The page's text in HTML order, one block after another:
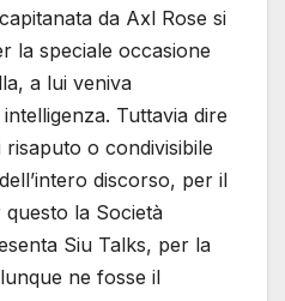
da Axl Rose si
la speciale occasione
a lui veniva
Tuttavia dire
o condivisibile
discorso, per il
la Società
Siu Talks, per la
ne fosse il